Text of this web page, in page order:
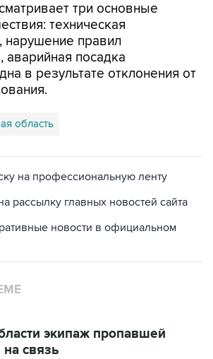
три основные
техническая
нарушение правил
аварийная посадка
в результате отклонения от
область
на профессиональную ленту
рассылку главных новостей сайта
новости в официальном
экипаж пропавшей
связь